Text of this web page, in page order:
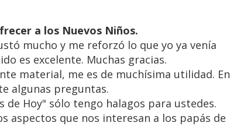
a los Nuevos Niños.
mucho y me reforzó lo que yo ya venía
es excelente. Muchas gracias.
material, me es de muchísima utilidad. En
algunas preguntas.
de Hoy" sólo tengo halagos para ustedes.
aspectos que nos interesan a los papás de